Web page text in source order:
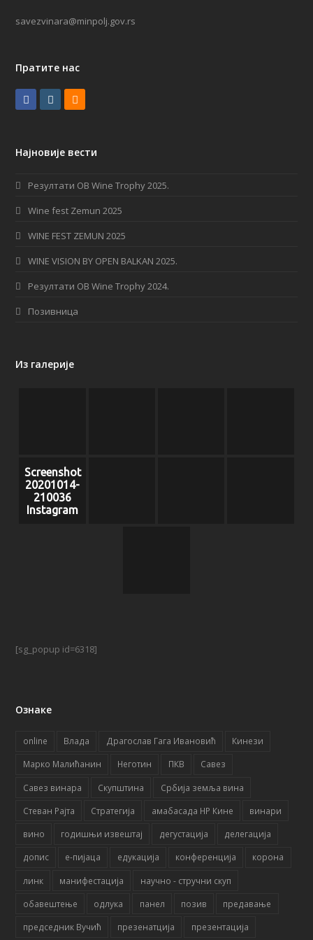
savezvinara@minpolj.gov.rs
Пратите нас
e
b
t
a
g
m
Најновије вести
Резултати OB Wine Trophy 2025.
Wine fest Zemun 2025
WINE FEST ZEMUN 2025
WINE VISION BY OPEN BALKAN 2025.
Резултати OB Wine Trophy 2024.
Позивница
Из галерије
Screenshot
20201014-
210036
Instagram
[sg_popup id=6318]
Ознаке
online Влада Драгослав Гага Ивановић
Кинези
Марко Малићанин
Неготин ПКВ
Савез
Савез винара
Скупштина
Србија земља вина
Стеван Рајта
Стратегија амабасада НР Кине
винари
вино
годишњи извештај дегустација
делегација
допис
е-пијаца едукација конференција
корона
линк
манифестација
научно - стручни скуп
обавештење
одлука панел позив
предавање
председник Вучић
презенатција презентација